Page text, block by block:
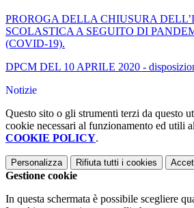
PROROGA DELLA CHIUSURA
SCOLASTICA A SEGUITO DI
(COVID-19).
DPCM DEL 10 APRILE 2020 -
Notizie
Questo sito o gli strumenti terzi da questo
cookie necessari al funzionamento ed utili
COOKIE POLICY.
Personalizza Rifiuta tutti i cookies
Gestione cookie
In questa schermata è possibile scegliere